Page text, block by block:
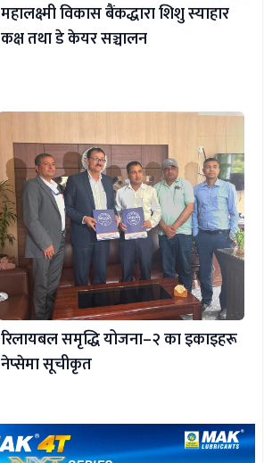
महालक्ष्मी विकास बैंकद्धारा शिशु स्याहार
कक्ष तथा डे केयर सञ्चालन
रिलायबल समृद्धि योजना–२ का इकाइहरू
नेप्सेमा सूचीकृत